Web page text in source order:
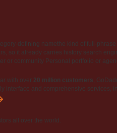
defining namethe kind of full-
so it already carries history search
or community Personal portfolio or
with over 20 million customers,
interface and comprehensive
all over the world.